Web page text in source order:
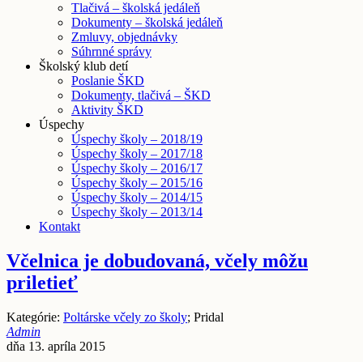
Tlačivá – školská jedáleň
Dokumenty – školská jedáleň
Zmluvy, objednávky
Súhrnné správy
Školský klub detí
Poslanie ŠKD
Dokumenty, tlačivá – ŠKD
Aktivity ŠKD
Úspechy
Úspechy školy – 2018/19
Úspechy školy – 2017/18
Úspechy školy – 2016/17
Úspechy školy – 2015/16
Úspechy školy – 2014/15
Úspechy školy – 2013/14
Kontakt
Včelnica je dobudovaná, včely môžu
priletieť
Kategórie: Poltárske včely zo školy; Pridal
Admin
dňa 13. apríla 2015